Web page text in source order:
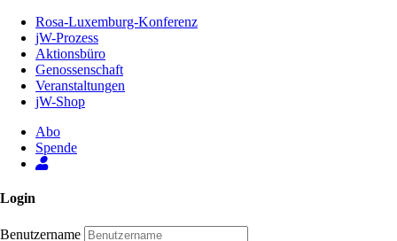
Inhalt
Seite
Rosa-Luxemburg-Konferenz
jW-Prozess
Aktionsbüro
Genossenschaft
Veranstaltungen
jW-Shop
Abo
Spende
Login
Benutzername